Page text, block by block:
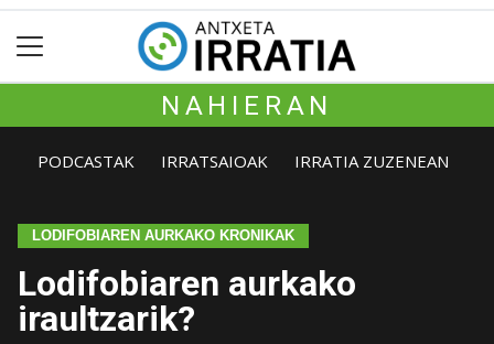
NAHIERAN
PODCASTAK IRRATSAIOAK IRRATIA ZUZENEAN
LODIFOBIAREN AURKAKO KRONIKAK
Lodifobiaren aurkako
iraultzarik?